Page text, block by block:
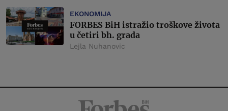
EKONOMIJA
FORBES BiH istražio troškove života
u četiri bh. grada
Lejla Nuhanovic